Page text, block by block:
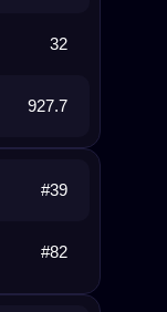
32
927.7
#39
#82